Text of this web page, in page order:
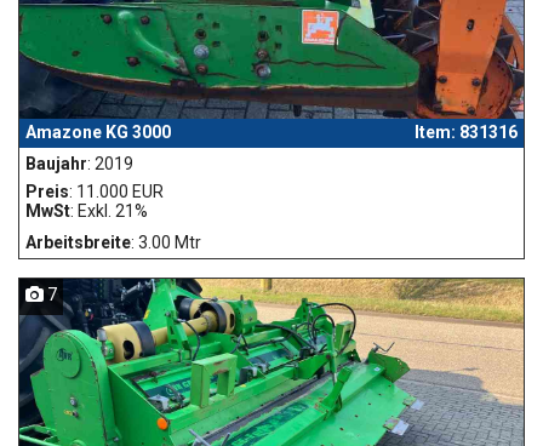
Amazone KG 3000
Item: 831316
Baujahr: 2019
Preis: 11.000 EUR
MwSt: Exkl. 21%
Arbeitsbreite: 3.00 Mtr
7